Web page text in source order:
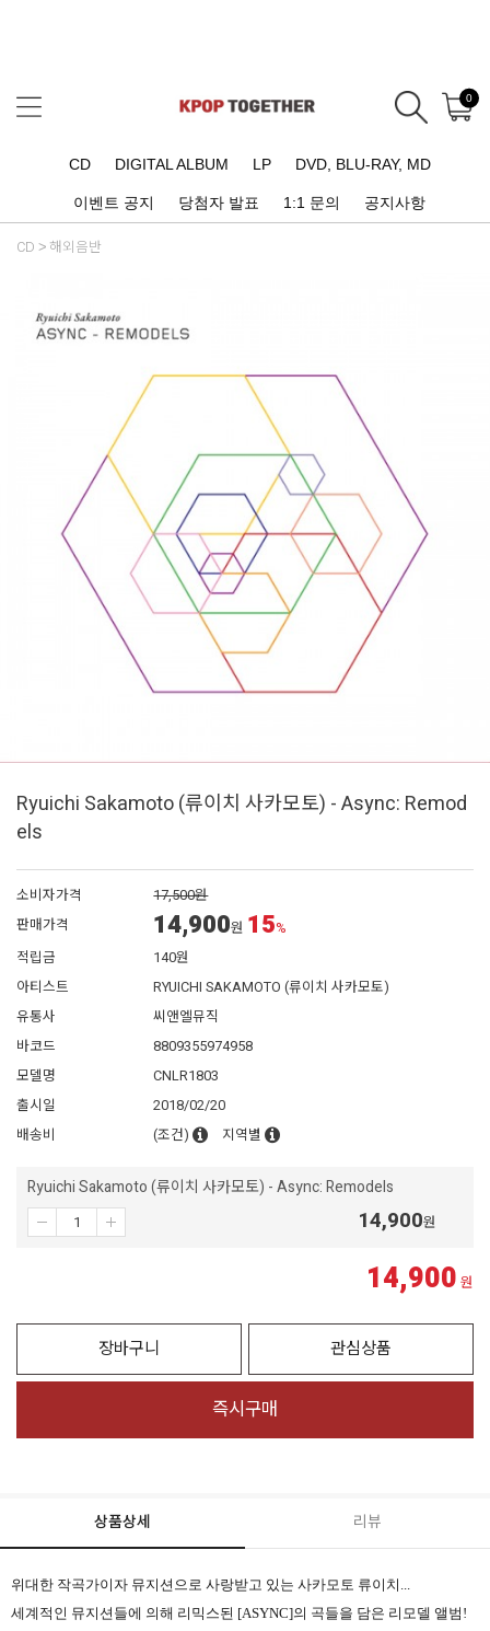
0
CD DIGITAL ALBUM LP DVD, BLU-RAY, MD
이벤트 공지 당첨자 발표 1:1 문의 공지사항
CD 해외음반
Ryuichi Sakamoto (류이치 사카모토) - Async: Remod
els
소비자가격
17,500원
판매가격
14,900원 15%
적립금
140원
아티스트
RYUICHI SAKAMOTO (류이치 사카모토)
유통사
씨앤엘뮤직
바코드
8809355974958
모델명
CNLR1803
출시일
2018/02/20
배송비
(조건) 지역별
Ryuichi Sakamoto (류이치 사카모토) - Async: Remodels
14,900원
14,900 원
장바구니 관심상품
즉시구매
상품상세 리뷰
위대한 작곡가이자 뮤지션으로 사랑받고 있는 사카모토 류이치...
세계적인 뮤지션들에 의해 리믹스된 [ASYNC]의 곡들을 담은 리모델 앨범!